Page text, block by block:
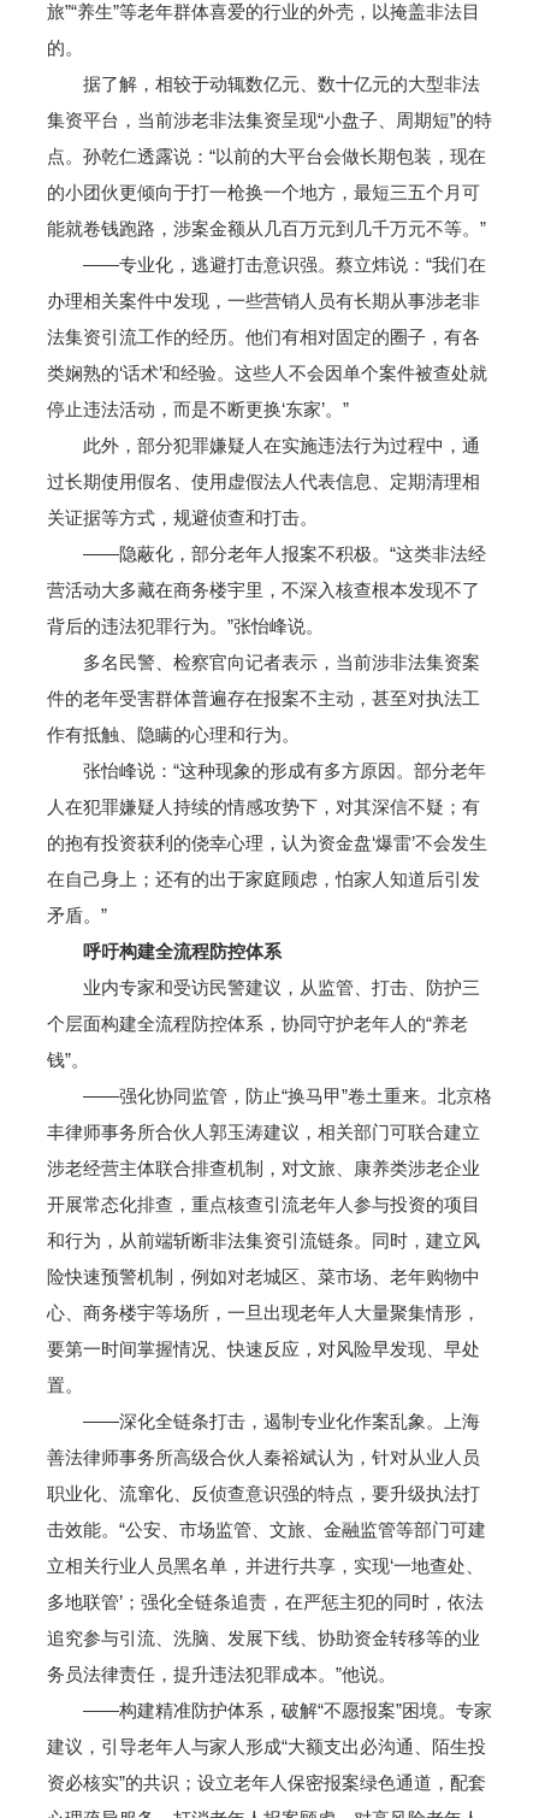
旅”“养生”等老年群体喜爱的行业的外壳，以掩盖非法目
的。
据了解，相较于动辄数亿元、数十亿元的大型非法
集资平台，当前涉老非法集资呈现“小盘子、周期短”的特
点。孙乾仁透露说：“以前的大平台会做长期包装，现在
的小团伙更倾向于打一枪换一个地方，最短三五个月可
能就卷钱跑路，涉案金额从几百万元到几千万元不等。”
——专业化，逃避打击意识强。蔡立炜说：“我们在
办理相关案件中发现，一些营销人员有长期从事涉老非
法集资引流工作的经历。他们有相对固定的圈子，有各
类娴熟的‘话术’和经验。这些人不会因单个案件被查处就
停止违法活动，而是不断更换‘东家’。”
此外，部分犯罪嫌疑人在实施违法行为过程中，通
过长期使用假名、使用虚假法人代表信息、定期清理相
关证据等方式，规避侦查和打击。
——隐蔽化，部分老年人报案不积极。“这类非法经
营活动大多藏在商务楼宇里，不深入核查根本发现不了
背后的违法犯罪行为。”张怡峰说。
多名民警、检察官向记者表示，当前涉非法集资案
件的老年受害群体普遍存在报案不主动，甚至对执法工
作有抵触、隐瞒的心理和行为。
张怡峰说：“这种现象的形成有多方原因。部分老年
人在犯罪嫌疑人持续的情感攻势下，对其深信不疑；有
的抱有投资获利的侥幸心理，认为资金盘‘爆雷’不会发生
在自己身上；还有的出于家庭顾虑，怕家人知道后引发
矛盾。”
呼吁构建全流程防控体系
业内专家和受访民警建议，从监管、打击、防护三
个层面构建全流程防控体系，协同守护老年人的“养老
钱”。
——强化协同监管，防止“换马甲”卷土重来。北京格
丰律师事务所合伙人郭玉涛建议，相关部门可联合建立
涉老经营主体联合排查机制，对文旅、康养类涉老企业
开展常态化排查，重点核查引流老年人参与投资的项目
和行为，从前端斩断非法集资引流链条。同时，建立风
险快速预警机制，例如对老城区、菜市场、老年购物中
心、商务楼宇等场所，一旦出现老年人大量聚集情形，
要第一时间掌握情况、快速反应，对风险早发现、早处
置。
——深化全链条打击，遏制专业化作案乱象。上海
善法律师事务所高级合伙人秦裕斌认为，针对从业人员
职业化、流窜化、反侦查意识强的特点，要升级执法打
击效能。“公安、市场监管、文旅、金融监管等部门可建
立相关行业人员黑名单，并进行共享，实现‘一地查处、
多地联管’；强化全链条追责，在严惩主犯的同时，依法
追究参与引流、洗脑、发展下线、协助资金转移等的业
务员法律责任，提升违法犯罪成本。”他说。
——构建精准防护体系，破解“不愿报案”困境。专家
建议，引导老年人与家人形成“大额支出必沟通、陌生投
资必核实”的共识；设立老年人保密报案绿色通道，配套